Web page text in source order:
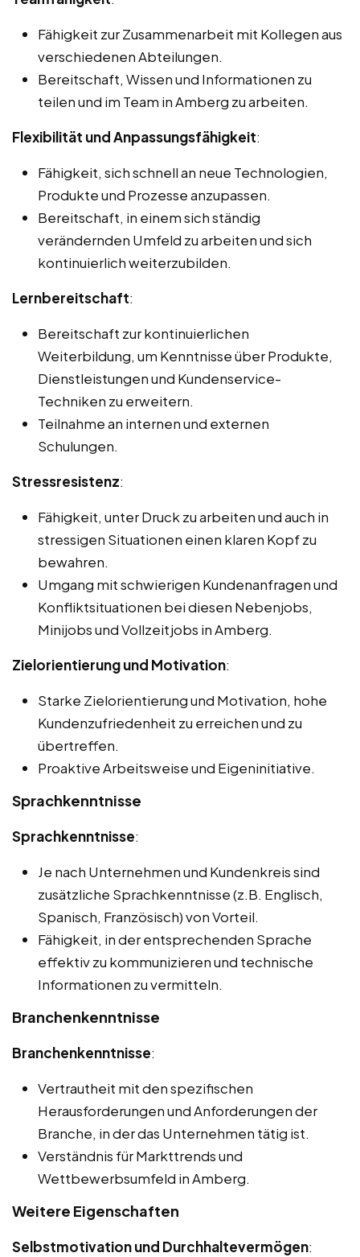
Fähigkeit zur Zusammenarbeit mit Kollegen aus
verschiedenen Abteilungen.
Bereitschaft, Wissen und Informationen zu
teilen und im Team in Amberg zu arbeiten.
Flexibilität und Anpassungsfähigkeit:
Fähigkeit, sich schnell an neue Technologien,
Produkte und Prozesse anzupassen.
Bereitschaft, in einem sich ständig
verändernden Umfeld zu arbeiten und sich
kontinuierlich weiterzubilden.
Lernbereitschaft:
Bereitschaft zur kontinuierlichen
Weiterbildung, um Kenntnisse über Produkte,
Dienstleistungen und Kundenservice-
Techniken zu erweitern.
Teilnahme an internen und externen
Schulungen.
Stressresistenz:
Fähigkeit, unter Druck zu arbeiten und auch in
stressigen Situationen einen klaren Kopf zu
bewahren.
Umgang mit schwierigen Kundenanfragen und
Konfliktsituationen bei diesen Nebenjobs,
Minijobs und Vollzeitjobs in Amberg.
Zielorientierung und Motivation:
Starke Zielorientierung und Motivation, hohe
Kundenzufriedenheit zu erreichen und zu
übertreffen.
Proaktive Arbeitsweise und Eigeninitiative.
Sprachkenntnisse
Sprachkenntnisse:
Je nach Unternehmen und Kundenkreis sind
zusätzliche Sprachkenntnisse (z.B. Englisch,
Spanisch, Französisch) von Vorteil.
Fähigkeit, in der entsprechenden Sprache
effektiv zu kommunizieren und technische
Informationen zu vermitteln.
Branchenkenntnisse
Branchenkenntnisse:
Vertrautheit mit den spezifischen
Herausforderungen und Anforderungen der
Branche, in der das Unternehmen tätig ist.
Verständnis für Markttrends und
Wettbewerbsumfeld in Amberg.
Weitere Eigenschaften
Selbstmotivation und Durchhaltevermögen: